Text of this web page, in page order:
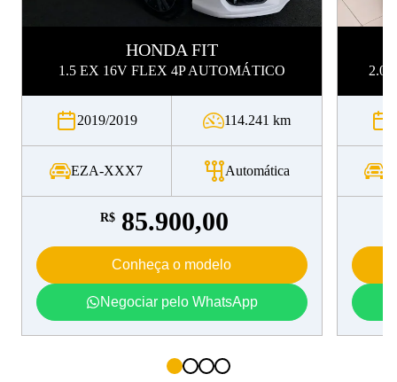
HONDA FIT
1.5 EX 16V FLEX 4P AUTOMÁTICO
2019/2019 114.241 km
EZA-XXX7 Automática
R$85.900,00
Conheça o modelo
Negociar pelo WhatsApp
2.0